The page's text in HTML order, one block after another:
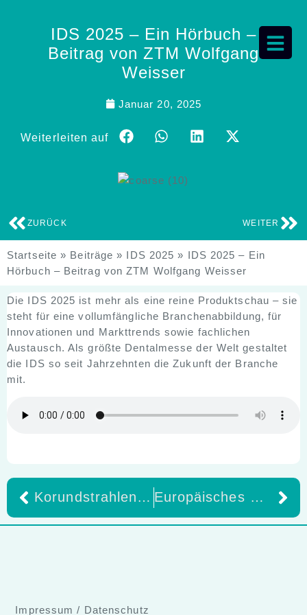
IDS 2025 – Ein Hörbuch –
Beitrag von ZTM Wolfgang
Weisser
Januar 20, 2025
Weiterleiten auf
ZURÜCK WEITER
Startseite » Beiträge » IDS 2025 » IDS 2025 – Ein
Hörbuch – Beitrag von ZTM Wolfgang Weisser
Die IDS 2025 ist mehr als eine reine Produktschau – sie
steht für eine vollumfängliche Branchenabbildung, für
Innovationen und Markttrends sowie fachlichen
Austausch. Als größte Dentalmesse der Welt gestaltet
die IDS so seit Jahrzehnten die Zukunft der Branche
mit.
Korundstrahlen oder mit Flusssäure ätzen: Vorbehandlungsmethoden zur adhäsiven Befestigung dentaler Keramiken Europäisches Presse-Gespräch – IDS Internationale Dental –Schau 2025 22. Januar 2025, Rheinsaal, Koelnmesse, Köln
Impressum / Datenschutz